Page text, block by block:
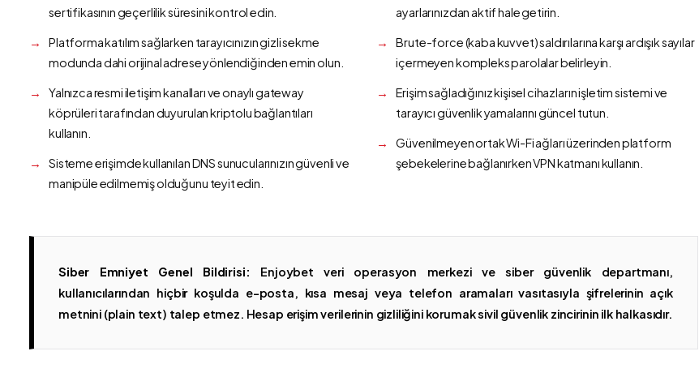
sertifikasının geçerlilik süresini kontrol edin.
Platforma katılım sağlarken tarayıcınızın gizli sekme
modunda dahi orijinal adrese yönlendiğinden emin olun.
Yalnızca resmi iletişim kanalları ve onaylı gateway
köprüleri tarafından duyurulan kriptolu bağlantıları
kullanın.
Sisteme erişimde kullanılan DNS sunucularınızın güvenli ve
manipüle edilmemiş olduğunu teyit edin.
ayarlarınızdan aktif hale getirin.
Brute-force (kaba kuvvet) saldırılarına karşı ardışık sayılar
içermeyen kompleks parolalar belirleyin.
Erişim sağladığınız kişisel cihazların işletim sistemi ve
tarayıcı güvenlik yamalarını güncel tutun.
Güvenilmeyen ortak Wi-Fi ağları üzerinden platform
şebekelerine bağlanırken VPN katmanı kullanın.
Siber Emniyet Genel Bildirisi: Enjoybet veri operasyon merkezi ve siber güvenlik departmanı,
kullanıcılarından hiçbir koşulda e-posta, kısa mesaj veya telefon aramaları vasıtasıyla şifrelerinin açık
metnini (plain text) talep etmez. Hesap erişim verilerinin gizliliğini korumak sivil güvenlik zincirinin ilk halkasıdır.